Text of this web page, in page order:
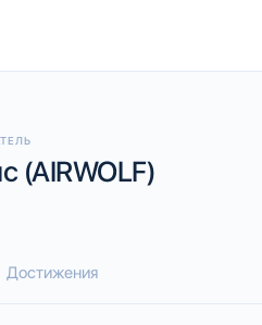
(AIRWOLF)
Достижения